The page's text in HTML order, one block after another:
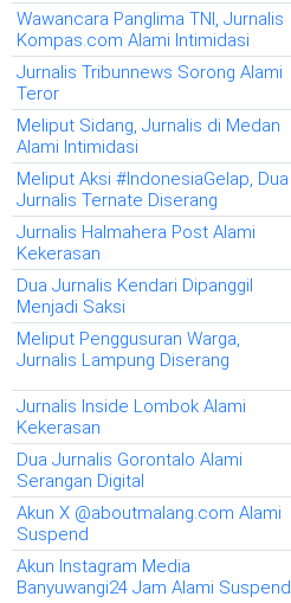
Wawancara Panglima TNI, Jurnalis
Kompas.com Alami Intimidasi
Jurnalis Tribunnews Sorong Alami
Teror
Meliput Sidang, Jurnalis di Medan
Alami Intimidasi
Meliput Aksi #IndonesiaGelap, Dua
Jurnalis Ternate Diserang
Jurnalis Halmahera Post Alami
Kekerasan
Dua Jurnalis Kendari Dipanggil
Menjadi Saksi
Meliput Penggusuran Warga,
Jurnalis Lampung Diserang
Jurnalis Inside Lombok Alami
Kekerasan
Dua Jurnalis Gorontalo Alami
Serangan Digital
Akun X @aboutmalang.com Alami
Suspend
Akun Instagram Media
Banyuwangi24 Jam Alami Suspend